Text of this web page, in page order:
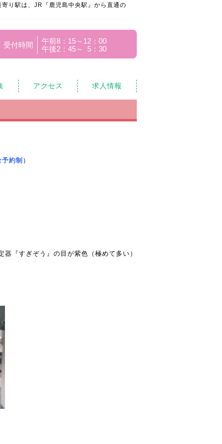
り駅は、JR『鹿児島中央駅』から直通の
受付時間
午前8：15～12：00
午後2：45～ 5：30
アクセス 求人情報
約制 ）
『すぎぞう』の目が紫色（極めて多い）